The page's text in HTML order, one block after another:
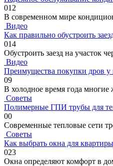
012
В современном мире
Видео
Как правильно обустроить
014
Обустроить заезд на участок
Видео
Преимущества покупки дров у
09
В холодное время года
Советы
Полимерные ГПИ трубы для
00
Современные тепловые сети
Советы
Как выбрать окна для
023
Окна определяют комфорт в